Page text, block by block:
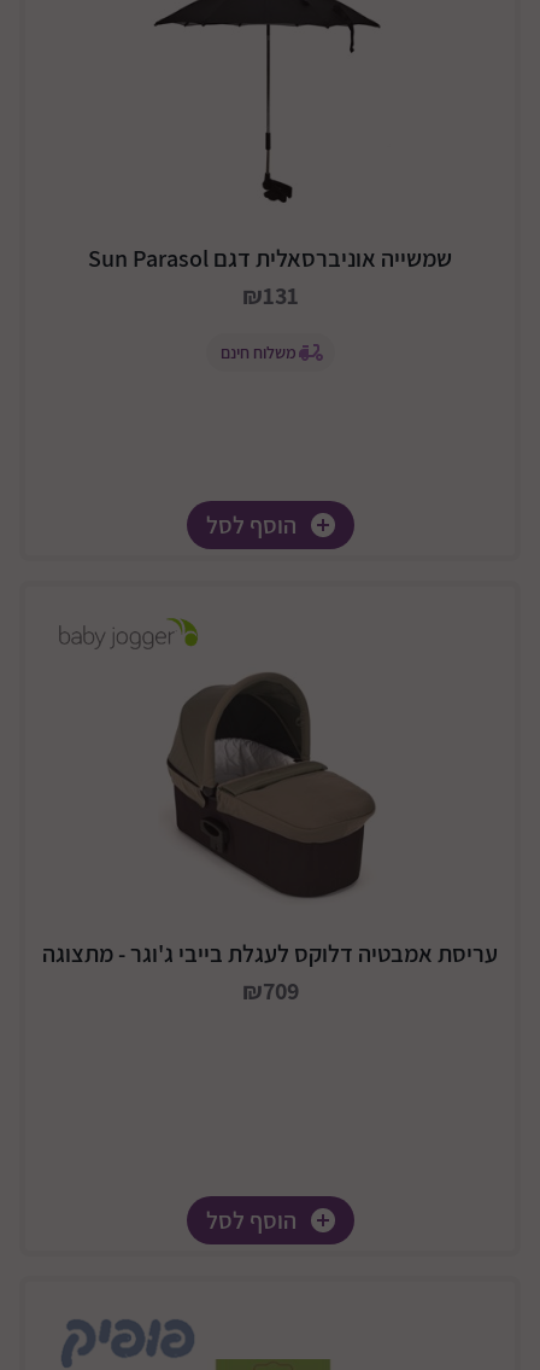
שמשייה אוניברסאלית דגם Sun Parasol
₪131
משלוח חינם
הוסף לסל
עריסת אמבטיה דלוקס לעגלת בייבי ג'וגר - מתצוגה
₪709
הוסף לסל